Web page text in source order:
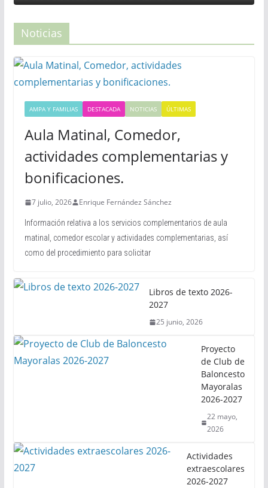
Noticias
AMPA Y FAMILIAS DESTACADA NOTICIAS ÚLTIMAS
Aula Matinal, Comedor,
actividades complementarias y
bonificaciones.
7 julio, 2026 Enrique Fernández Sánchez
Información relativa a los servicios complementarios de aula
matinal, comedor escolar y actividades complementarias, así
como del procedimiento para solicitar
Libros de texto 2026-
2027
25 junio, 2026
Proyecto
de Club de
Baloncesto
Mayoralas
2026-2027
22 mayo,
2026
Actividades
extraescolares
2026-2027